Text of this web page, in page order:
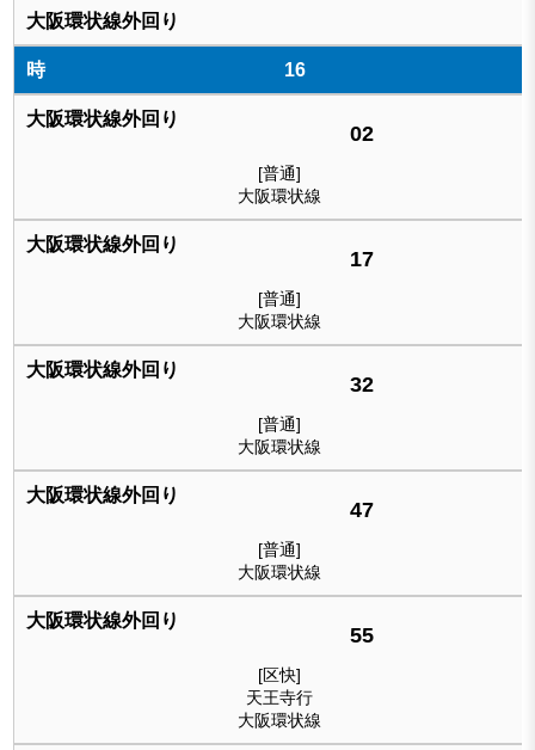
16
02
[普通]
大阪環状線
17
[普通]
大阪環状線
32
[普通]
大阪環状線
47
[普通]
大阪環状線
55
[区快]
天王寺行
大阪環状線